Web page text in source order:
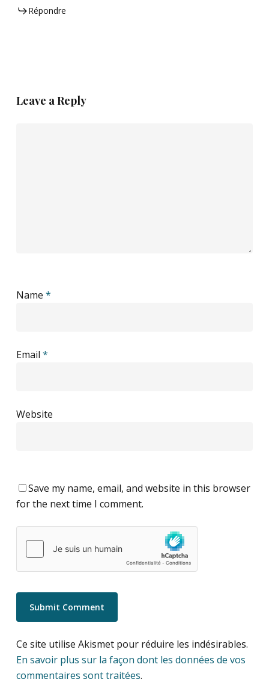
Répondre
Leave a Reply
Name *
Email *
Website
Save my name, email, and website in this browser
for the next time I comment.
Ce site utilise Akismet pour réduire les indésirables.
En savoir plus sur la façon dont les données de vos
commentaires sont traitées.